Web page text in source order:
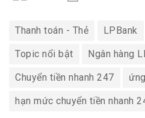
Thanh toán - Thẻ LPBank
Topic nổi bật Ngân hàng
Chuyển tiền nhanh 247
hạn mức chuyển tiền nhanh